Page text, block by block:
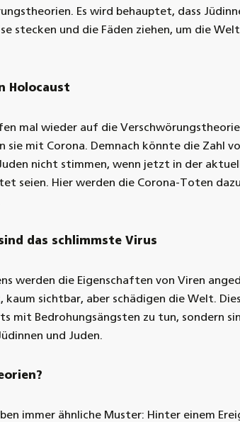
Es wird behauptet, dass
stecken und die Fäden ziehen, um die
Holocaust
mal wieder auf die
sie mit Corona. Demnach könnte die Zahl
nicht stimmen, wenn jetzt in der
seien. Hier werden die Corona-Toten
das schlimmste Virus
werden die Eigenschaften von Viren
sichtbar, aber schädigen die Welt.
mit Bedrohungsängsten zu tun, sondern
und Juden.
immer ähnliche Muster: Hinter einem